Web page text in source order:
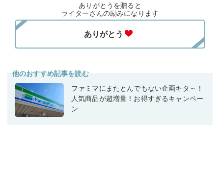
ありがとうを贈ると
ライターさんの励みになります
他のおすすめ記事を読む
ファミマにまたとんでもない企画キタ～！
人気商品が超増量！お得すぎるキャンペー
ン